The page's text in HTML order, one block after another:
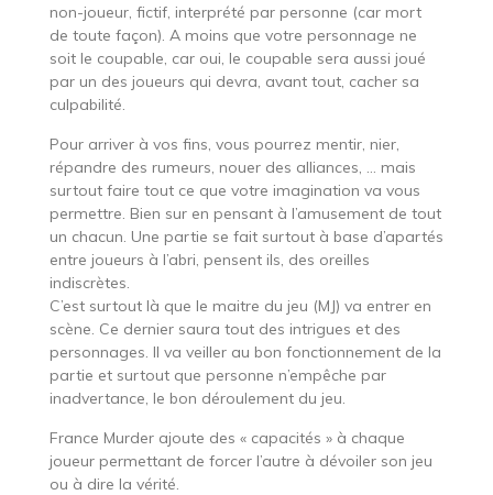
non-joueur, fictif, interprété par personne (car mort
de toute façon). A moins que votre personnage ne
soit le coupable, car oui, le coupable sera aussi joué
par un des joueurs qui devra, avant tout, cacher sa
culpabilité.
Pour arriver à vos fins, vous pourrez mentir, nier,
répandre des rumeurs, nouer des alliances, … mais
surtout faire tout ce que votre imagination va vous
permettre. Bien sur en pensant à l’amusement de tout
un chacun. Une partie se fait surtout à base d’apartés
entre joueurs à l’abri, pensent ils, des oreilles
indiscrètes.
C’est surtout là que le maitre du jeu (MJ) va entrer en
scène. Ce dernier saura tout des intrigues et des
personnages. Il va veiller au bon fonctionnement de la
partie et surtout que personne n’empêche par
inadvertance, le bon déroulement du jeu.
France Murder ajoute des « capacités » à chaque
joueur permettant de forcer l’autre à dévoiler son jeu
ou à dire la vérité.